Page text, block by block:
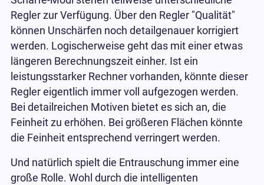
Regler zur Verfügung. Über den Regler "Qualität"
können Unschärfen noch detailgenauer korrigiert
werden. Logischerweise geht das mit einer etwas
längeren Berechnungszeit einher. Ist ein
leistungsstarker Rechner vorhanden, könnte dieser
Regler eigentlich immer voll aufgezogen werden.
Bei detailreichen Motiven bietet es sich an, die
Feinheit zu erhöhen. Bei größeren Flächen könnte
die Feinheit entsprechend verringert werden.
Und natürlich spielt die Entrauschung immer eine
große Rolle. Wohl durch die intelligenten